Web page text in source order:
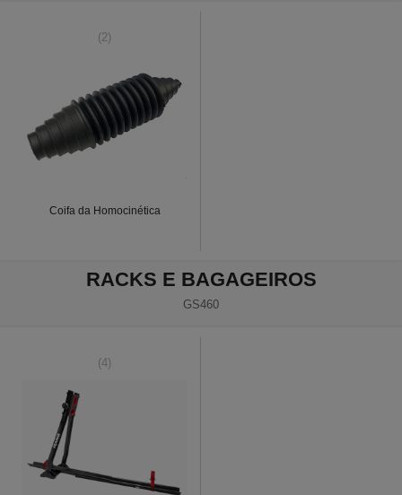
(2)
Coifa da Homocinética
RACKS E BAGAGEIROS
GS460
(4)